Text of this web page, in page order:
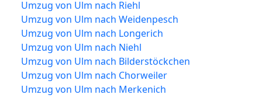
Umzug von Ulm nach Riehl
Umzug von Ulm nach Weidenpesch
Umzug von Ulm nach Longerich
Umzug von Ulm nach Niehl
Umzug von Ulm nach Bilderstöckchen
Umzug von Ulm nach Chorweiler
Umzug von Ulm nach Merkenich